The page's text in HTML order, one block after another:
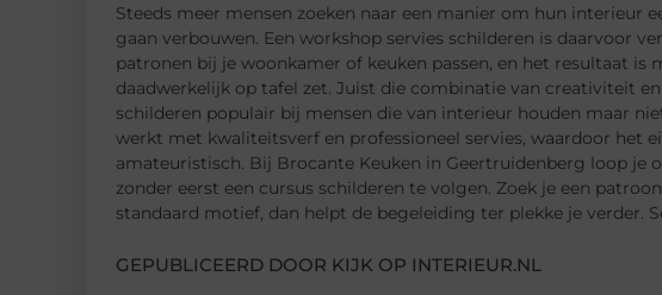
Steeds meer mensen zoeken naar een manier om hun interieur
gaan verbouwen. Een workshop servies schilderen is daarvoor
patronen bij je woonkamer of keuken passen, en het resultaat is
daadwerkelijk op tafel zet. Juist die combinatie van creativiteit
schilderen populair bij mensen die van interieur houden maar
werkt met kwaliteitsverf en professioneel servies, waardoor het
amateuristisch. Bij Brocante Keuken in Geertruidenberg loop je
zonder eerst een cursus schilderen te volgen. Zoek je een
standaard motief, dan helpt de begeleiding ter plekke je verder.
GEPUBLICEERD DOOR KIJK OP INTERIEUR.NL